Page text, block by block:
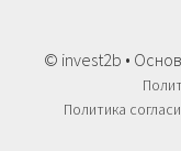
© invest2b •
Политика